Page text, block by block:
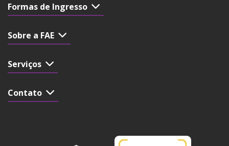
Formas de Ingresso
Sobre a FAE
Serviços
Contato